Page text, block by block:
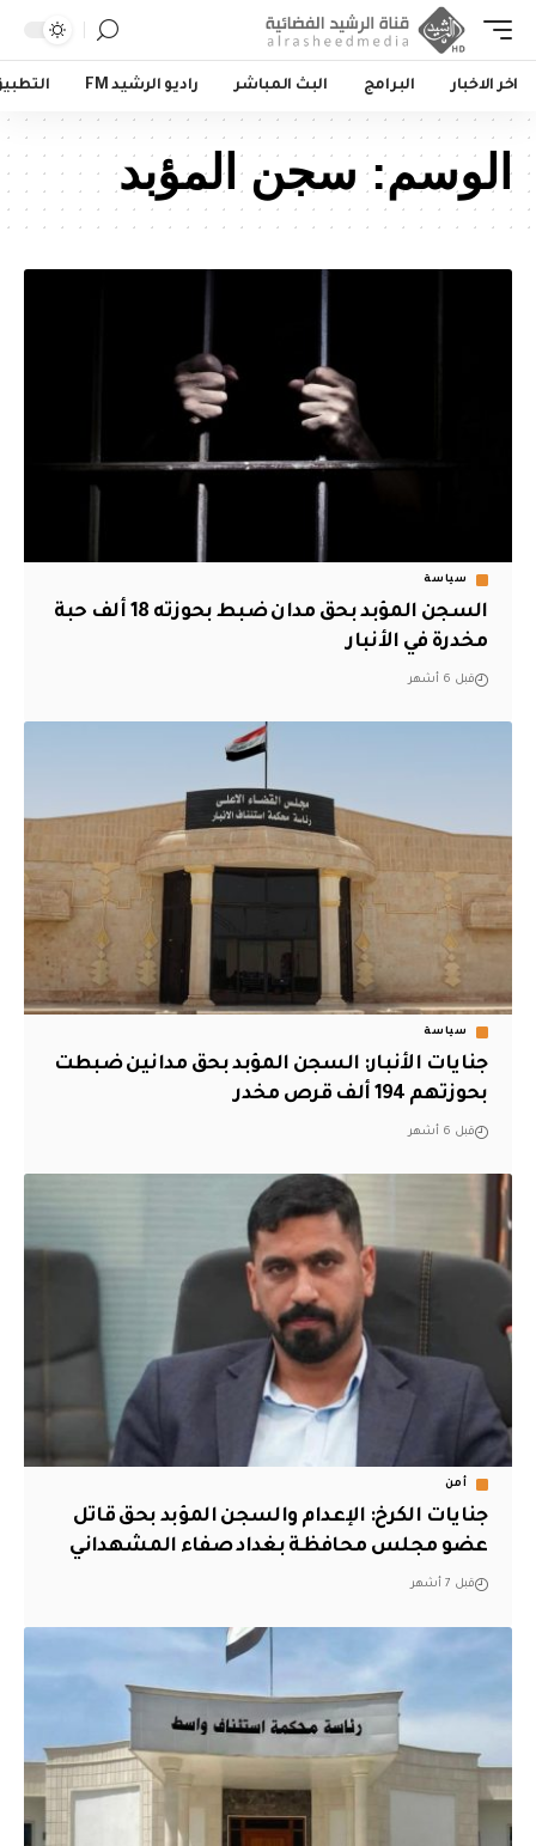
اخر الاخبار البرامج البث المباشر راديو الرشيد FM
الوسم: سجن المؤبد
سياسة
السجن المؤبد بحق مدان ضبط بحوزته 18 ألف حبة
مخدرة في الأنبار
قبل 6 أشهر
سياسة
جنايات الأنبار: السجن المؤبد بحق مدانين ضبطت
بحوزتهم 194 ألف قرص مخدر
قبل 6 أشهر
أمن
جنايات الكرخ: الإعدام والسجن المؤبد بحق قاتل
عضو مجلس محافظة بغداد صفاء المشهداني
قبل 7 أشهر